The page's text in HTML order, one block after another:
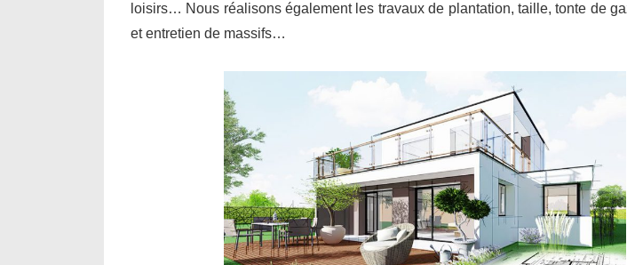
loisirs… Nous réalisons également les travaux de plantation, taille, tonte de
et entretien de massifs…